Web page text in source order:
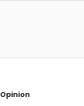
Opinion